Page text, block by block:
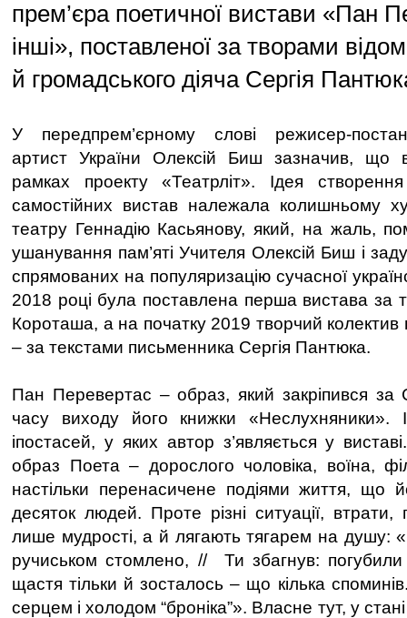
прем’єра поетичної вистави «Пан
інші», поставленої за творами
й громадського діяча Сергія
У передпрем’єрному слові режисер-
артист України Олексій Биш зазначив, що
рамках проекту «Театрліт». Ідея
самостійних вистав належала колишньому
театру Геннадію Касьянову, який, на жаль,
ушанування пам’яті Учителя Олексій Биш і
спрямованих на популяризацію сучасної
2018 році була поставлена перша вистава за
Короташа, а на початку 2019 творчий колектив
– за текстами письменника Сергія Пантюка.
Пан Перевертас – образ, який закріпився за
часу виходу його книжки
іпостасей, у яких автор з’являється у
образ Поета – дорослого чоловіка, воїна,
настільки перенасичене подіями життя, що
десяток людей. Проте різні ситуації,
лише мудрості, а й лягають тягарем на душу:
ручиськом стомлено, // Ти збагнув:
щастя тільки й зосталось – що кілька
серцем і холодом “броніка”». Власне тут, у